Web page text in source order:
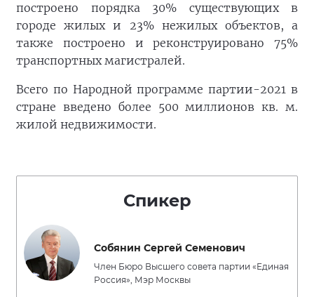
построено порядка 30% существующих в
городе жилых и 23% нежилых объектов, а
также построено и реконструировано 75%
транспортных магистралей.
Всего по Народной программе партии-2021 в
стране введено более 500 миллионов кв. м.
жилой недвижимости.
Спикер
Собянин Сергей Семенович
Член Бюро Высшего совета партии «Единая
Россия», Мэр Москвы